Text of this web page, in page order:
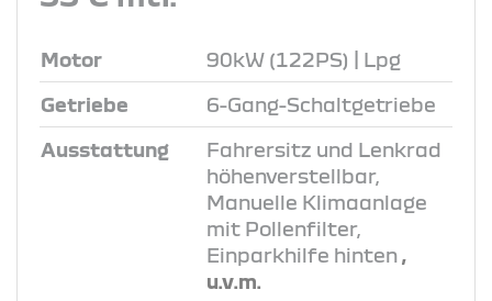
Motor 90kW (122PS) | Lpg
Getriebe 6-Gang-Schaltgetriebe
Ausstattung
Fahrersitz und Lenkrad
höhenverstellbar,
Manuelle Klimaanlage
mit Pollenfilter,
Einparkhilfe hinten ,
u.v.m.